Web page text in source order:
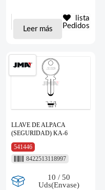
Leer más
lista
Pedidos
LLAVE DE ALPACA
(SEGURIDAD) KA-6
541446
8422513118997
10 / 50
Uds(Envase)